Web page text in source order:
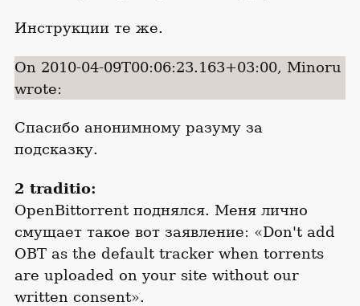
Инструкции те же.
On 2010-04-09T00:06:23.163+03:00, Minoru
wrote:
Спасибо анонимному разуму за
подсказку.
2 traditio:
OpenBittorrent поднялся. Меня лично
смущает такое вот заявление: «Don't add
OBT as the default tracker when torrents
are uploaded on your site without our
written consent».